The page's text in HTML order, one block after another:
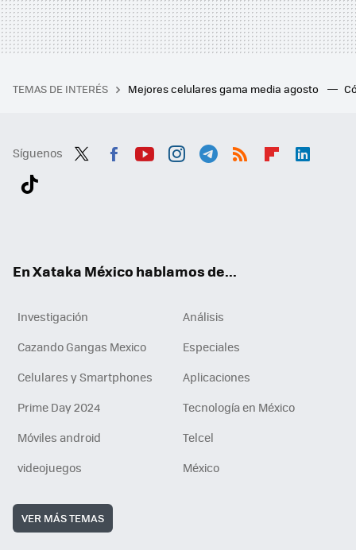
TEMAS DE INTERÉS Mejores celulares gama media agosto
Síguenos
En Xataka México hablamos de...
Investigación
Análisis
Cazando Gangas Mexico
Especiales
Celulares y Smartphones
Aplicaciones
Prime Day 2024
Tecnología en México
Móviles android
Telcel
videojuegos
México
VER MÁS TEMAS